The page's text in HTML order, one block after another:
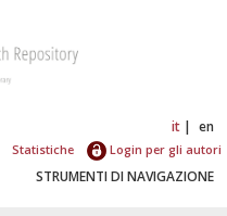
it en
Statistiche Login per gli autori
STRUMENTI DI NAVIGAZIONE